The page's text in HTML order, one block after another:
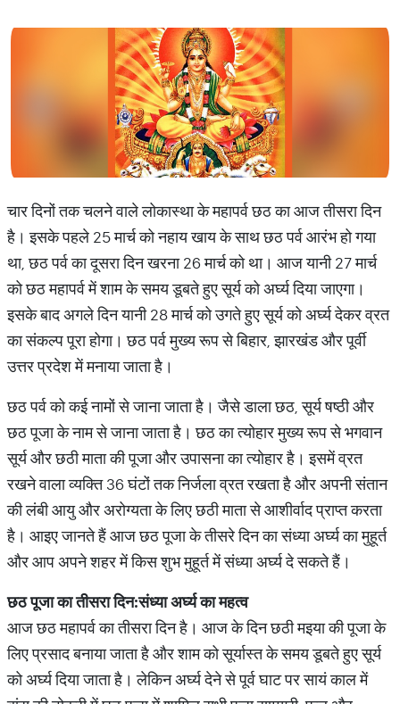
चार दिनों तक चलने वाले लोकास्था के महापर्व छठ का आज तीसरा दिन
है। इसके पहले 25 मार्च को नहाय खाय के साथ छठ पर्व आरंभ हो गया
था, छठ पर्व का दूसरा दिन खरना 26 मार्च को था। आज यानी 27 मार्च
को छठ महापर्व में शाम के समय डूबते हुए सूर्य को अर्घ्य दिया जाएगा।
इसके बाद अगले दिन यानी 28 मार्च को उगते हुए सूर्य को अर्घ्य देकर व्रत
का संकल्प पूरा होगा। छठ पर्व मुख्य रूप से बिहार, झारखंड और पूर्वी
उत्तर प्रदेश में मनाया जाता है।
छठ पर्व को कई नामों से जाना जाता है। जैसे डाला छठ, सूर्य षष्ठी और
छठ पूजा के नाम से जाना जाता है। छठ का त्योहार मुख्य रूप से भगवान
सूर्य और छठी माता की पूजा और उपासना का त्योहार है। इसमें व्रत
रखने वाला व्यक्ति 36 घंटों तक निर्जला व्रत रखता है और अपनी संतान
की लंबी आयु और अरोग्यता के लिए छठी माता से आशीर्वाद प्राप्त करता
है। आइए जानते हैं आज छठ पूजा के तीसरे दिन का संध्या अर्घ्य का मुहूर्त
और आप अपने शहर में किस शुभ मुहूर्त में संध्या अर्घ्य दे सकते हैं।
छठ पूजा का तीसरा दिन:संध्या अर्घ्य का महत्व
आज छठ महापर्व का तीसरा दिन है। आज के दिन छठी मइया की पूजा के
लिए प्रसाद बनाया जाता है और शाम को सूर्यास्त के समय डूबते हुए सूर्य
को अर्घ्य दिया जाता है। लेकिन अर्घ्य देने से पूर्व घाट पर सायं काल में